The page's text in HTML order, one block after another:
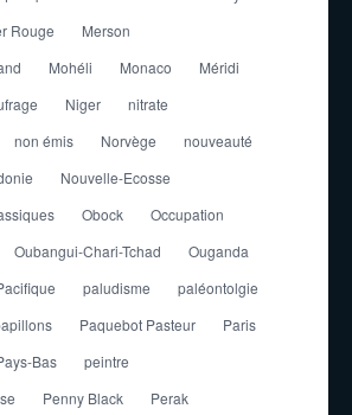
Rouge
Merson
Mohéli Monaco
Méridi
Niger
nitrate
non émis Norvège
nouveauté
Nouvelle-Ecosse
Obock
Occupation
Oubangui-Chari-Tchad
Ouganda
paludisme
paléontolgie
Paquebot Pasteur
Paris
Bas
peintre
Penny Black
Perak